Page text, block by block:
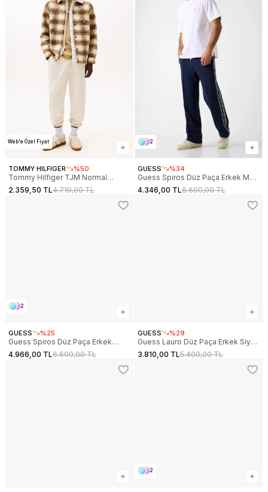
Web'e Özel Fiyat
TOMMY HILFIGER %50
Tommy Hilfiger TJM Normal
Kesim Amblemli Erkek Beyaz
Eşofman Altı DM0DM22358YBH
2.359,50 TL4.719,00 TL
2
GUESS %34
Guess Spiros Düz Paça Erkek Mavi
Eşofman Altı Z6GB14K3211-G7R1
4.346,00 TL6.600,00 TL
2
GUESS %25
Guess Spiros Düz Paça Erkek
Beyaz Eşofman Altı Z6GB14K3211-
G018
4.966,00 TL6.600,00 TL
GUESS %29
Guess Lauro Düz Paça Erkek Siyah
Eşofman Altı Z6RB15K1971-JBLK
3.810,00 TL5.400,00 TL
2